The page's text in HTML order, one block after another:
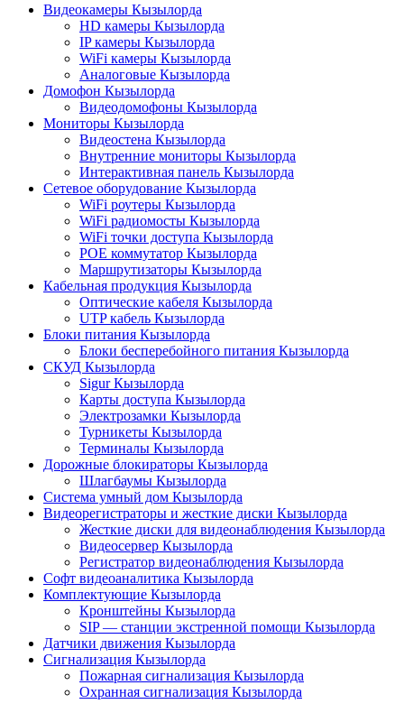
Видеокамеры Кызылорда
HD камеры Кызылорда
IP камеры Кызылорда
WiFi камеры Кызылорда
Аналоговые Кызылорда
Домофон Кызылорда
Видеодомофоны Кызылорда
Мониторы Кызылорда
Видеостена Кызылорда
Внутренние мониторы Кызылорда
Интерактивная панель Кызылорда
Сетевое оборудование Кызылорда
WiFi роутеры Кызылорда
WiFi радиомосты Кызылорда
WiFi точки доступа Кызылорда
POE коммутатор Кызылорда
Маршрутизаторы Кызылорда
Кабельная продукция Кызылорда
Оптические кабеля Кызылорда
UTP кабель Кызылорда
Блоки питания Кызылорда
Блоки бесперебойного питания Кызылорда
СКУД Кызылорда
Sigur Кызылорда
Карты доступа Кызылорда
Электрозамки Кызылорда
Турникеты Кызылорда
Терминалы Кызылорда
Дорожные блокираторы Кызылорда
Шлагбаумы Кызылорда
Система умный дом Кызылорда
Видеорегистраторы и жесткие диски Кызылорда
Жесткие диски для видеонаблюдения Кызылорда
Видеосервер Кызылорда
Регистратор видеонаблюдения Кызылорда
Софт видеоаналитика Кызылорда
Комплектующие Кызылорда
Кронштейны Кызылорда
SIP — станции экстренной помощи Кызылорда
Датчики движения Кызылорда
Сигнализация Кызылорда
Пожарная сигнализация Кызылорда
Охранная сигнализация Кызылорда